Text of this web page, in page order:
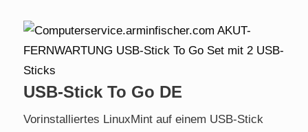
USB-Stick To Go DE
Vorinstalliertes LinuxMint auf einem USB-Stick